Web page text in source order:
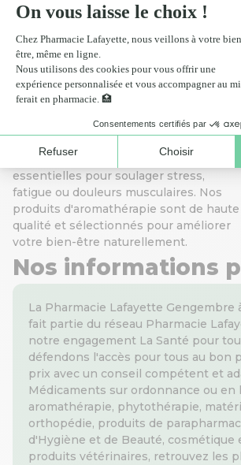
Aromathérapie
Profitez des bienfaits des huiles
essentielles pour soulager stress,
fatigue ou douleurs musculaires. Nos
produits d'aromathérapie sont de haute
qualité et sélectionnés pour améliorer
votre bien-être naturellement.
Nos informations
La Pharmacie Lafayette Gengembre
fait partie du réseau Pharmacie
notre engagement La Santé pour
défendons l'accès pour tous au bon
prix avec un conseil compétent et
Médicaments sur ordonnance ou en
aromathérapie, phytothérapie,
orthopédie, produits de
d'Hygiène et de Beauté, cosmétique
produits vétérinaires, retrouvez les